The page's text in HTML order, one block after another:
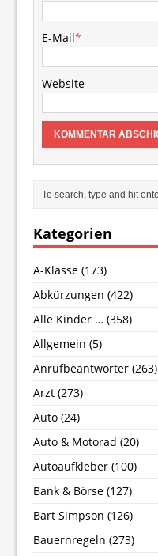
E-Mail*
Website
Kategorien
A-Klasse (173)
Abkürzungen (422)
Alle Kinder … (358)
Allgemein (5)
Anrufbeantworter (263)
Arzt (273)
Auto (24)
Auto & Motorad (20)
Autoaufkleber (100)
Bank & Börse (127)
Bart Simpson (126)
Bauernregeln (273)